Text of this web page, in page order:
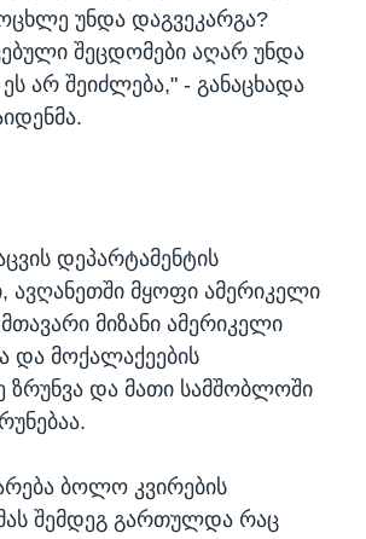
უნდა დაგვეკარგა?
შეცდომები აღარ უნდა
არ შეიძლება," - განაცხადა
დეპარტამენტის
ავღანეთში მყოფი ამერიკელი
მიზანი ამერიკელი
და მოქალაქეების
ზრუნვა და მათი სამშობლოში
ბოლო კვირების
შემდეგ გართულდა რაც